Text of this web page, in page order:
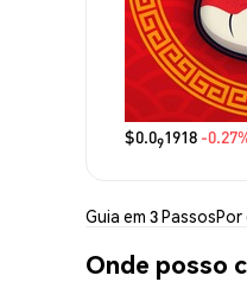
$0.091918 -
Guia em 3 PassosPor
Onde posso